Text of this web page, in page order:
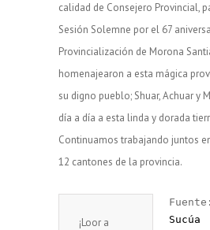
calidad de Consejero Provincial,
Sesión Solemne por el 67
Provincialización de Morona
homenajearon a esta mágica
su digno pueblo; Shuar, Achuar y
día a día a esta linda y dorada
Continuamos trabajando juntos
12 cantones de la provincia.
¡Loor a
Sucúa